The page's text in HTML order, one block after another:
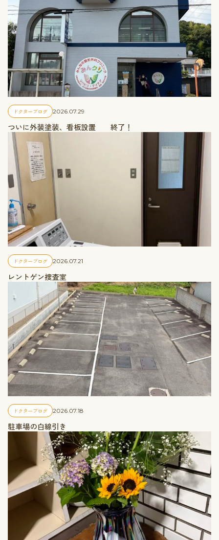
ドクターブログ 2026.07.29
ついに外装塗装、看板設置 終了！
ドクターブログ 2026.07.21
レントゲン捜査室
ドクターブログ 2026.07.18
駐車場の白線引き